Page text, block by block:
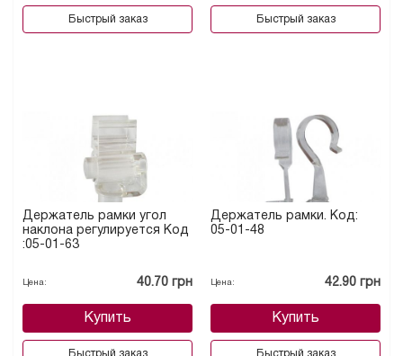
Быстрый заказ Быстрый заказ
Держатель рамки угол
наклона регулируется Код
:05-01-63
Цена: 40.70 грн
Купить
Быстрый заказ
Держатель рамки. Код:
05-01-48
Цена: 42.90 грн
Купить
Быстрый заказ